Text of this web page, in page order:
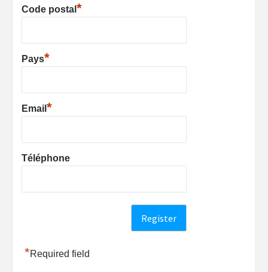
Code postal *
Pays*
Email *
Téléphone
*Required field